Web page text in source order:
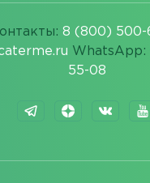
8 (800) 500-
WhatsApp:
55-08